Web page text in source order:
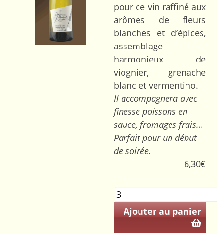
pour ce vin raffiné aux
arômes de fleurs
blanches et d’épices,
assemblage
harmonieux de
viognier, grenache
blanc et vermentino.
Il accompagnera avec
finesse poissons en
sauce, fromages frais…
Parfait pour un début
de soirée.
6,30€
Ajouter au panier